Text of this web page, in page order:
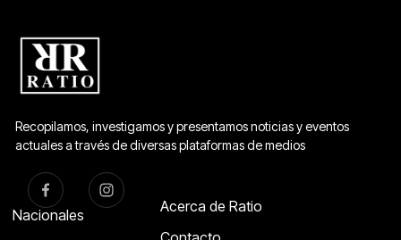
Recopilamos, investigamos y presentamos noticias y eventos
actuales a través de diversas plataformas de medios
Nacionales
Acerca de Ratio